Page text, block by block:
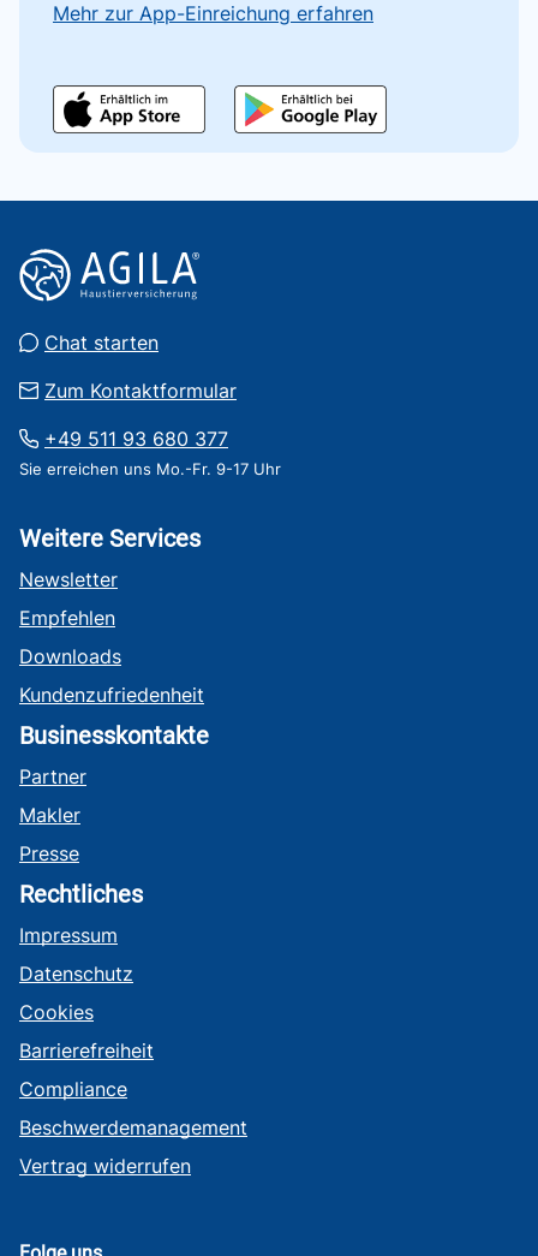
Mehr zur App-Einreichung erfahren